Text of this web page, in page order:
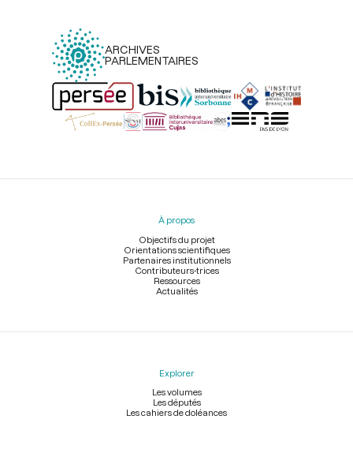
ARCHIVES
PARLEMENTAIRES
Menu
À propos
Objectifs du projet
Orientations scientifiques
Partenaires institutionnels
Contributeurs-trices
Ressources
Actualités
Explorer
Les volumes
Les députés
Les cahiers de doléances